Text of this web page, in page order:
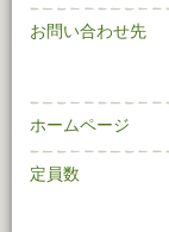
お問い合わせ先
ホームページ
定員数